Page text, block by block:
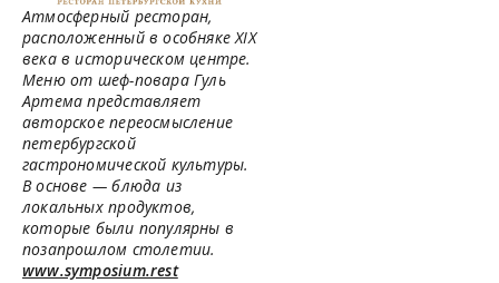
Атмосферный ресторан,
расположенный в особняке XIX
века в историческом центре.
Меню от шеф-повара Гуль
Артема представляет
авторское переосмысление
петербургской
гастрономической культуры.
В основе — блюда из
локальных продуктов,
которые были популярны в
позапрошлом столетии.
www.symposium.rest